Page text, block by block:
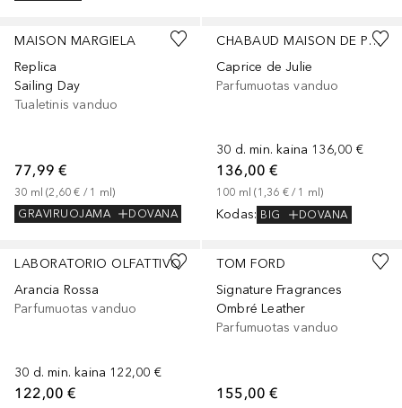
MAISON MARGIELA
Replica
Sailing Day
Tualetinis vanduo
77,99 €
30 ml (2,60 € / 1 ml)
GRAVIRUOJAMA
DOVANA
CHABAUD MAISON DE PARFUM
Caprice de Julie
Parfumuotas vanduo
30 d. min. kaina 136,00 €
136,00 €
100 ml (1,36 € / 1 ml)
Kodas: BIG DOVANA
LABORATORIO OLFATTIVO
Arancia Rossa
Parfumuotas vanduo
30 d. min. kaina 122,00 €
122,00 €
TOM FORD
Signature Fragrances
Ombré Leather
Parfumuotas vanduo
155,00 €